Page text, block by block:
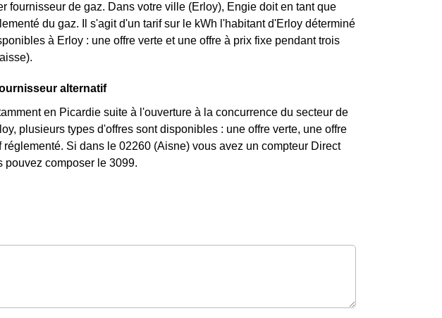
fournisseur de gaz. Dans votre ville (Erloy), Engie doit en tant que
du gaz. Il s'agit d'un tarif sur le kWh l'habitant d'Erloy déterminé
à Erloy : une offre verte et une offre à prix fixe pendant trois
alternatif
en Picardie suite à l'ouverture à la concurrence du secteur de
plusieurs types d'offres sont disponibles : une offre verte, une offre
Si dans le 02260 (Aisne) vous avez un compteur Direct
pouvez composer le 3099.